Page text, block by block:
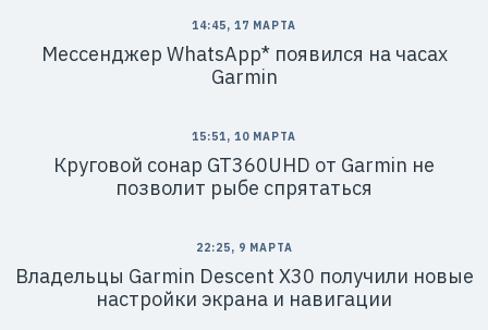
14:45, 17 МАРТА
Мессенджер WhatsApp* появился на часах
Garmin
15:51, 10 МАРТА
Круговой сонар GT360UHD от Garmin не
позволит рыбе спрятаться
22:25, 9 МАРТА
Владельцы Garmin Descent X30 получили новые
настройки экрана и навигации